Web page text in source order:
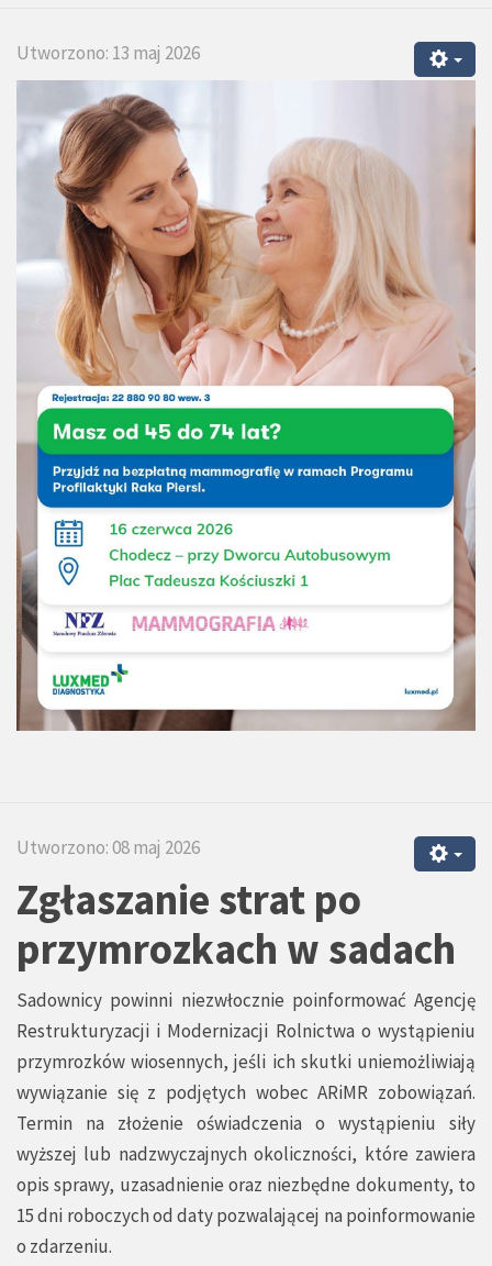
Utworzono: 13 maj 2026
Utworzono: 08 maj 2026
Zgłaszanie strat po
przymrozkach w sadach
Sadownicy powinni niezwłocznie poinformować Agencję
Restrukturyzacji i Modernizacji Rolnictwa o wystąpieniu
przymrozków wiosennych, jeśli ich skutki uniemożliwiają
wywiązanie się z podjętych wobec ARiMR zobowiązań.
Termin na złożenie oświadczenia o wystąpieniu siły
wyższej lub nadzwyczajnych okoliczności, które zawiera
opis sprawy, uzasadnienie oraz niezbędne dokumenty, to
15 dni roboczych od daty pozwalającej na poinformowanie
o zdarzeniu.